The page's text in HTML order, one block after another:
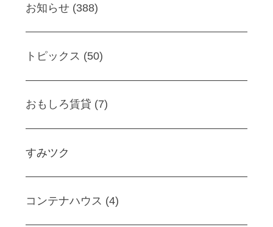
お知らせ (388)
トピックス (50)
おもしろ賃貸 (7)
すみツク
コンテナハウス (4)